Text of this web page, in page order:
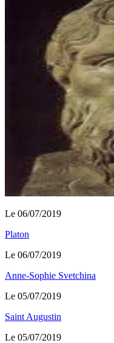
Le 06/07/2019
Platon
Le 06/07/2019
Anne-Sophie Svetchina
Le 05/07/2019
Saint Augustin
Le 05/07/2019